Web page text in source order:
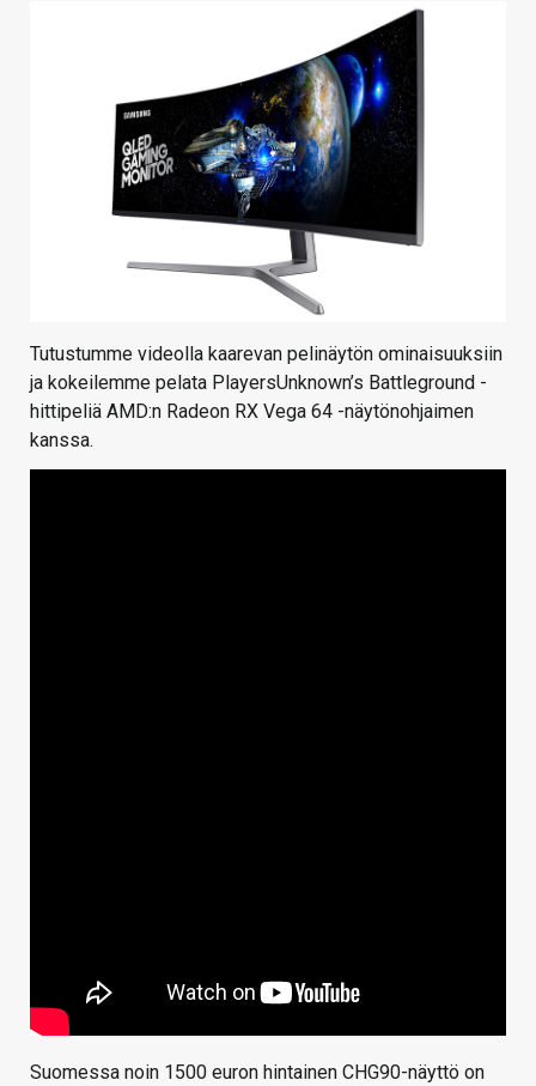
Tutustumme videolla kaarevan pelinäytön ominaisuuksiin
ja kokeilemme pelata PlayersUnknown’s Battleground -
hittipeliä AMD:n Radeon RX Vega 64 -näytönohjaimen
kanssa.
Suomessa noin 1500 euron hintainen CHG90-näyttö on